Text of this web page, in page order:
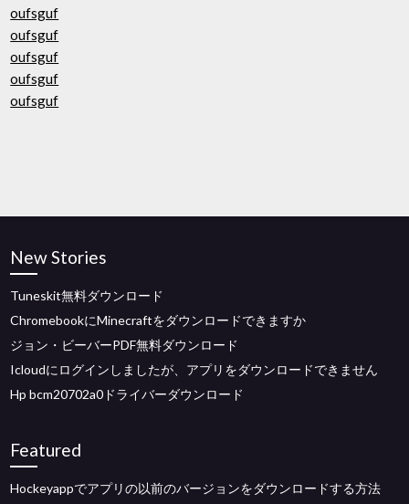
oufsguf
oufsguf
oufsguf
oufsguf
oufsguf
New Stories
Tuneskit無料ダウンロード
ChromebookにMinecraftをダウンロードできますか
ジョン・ビーバーPDF無料ダウンロード
Icloudにログインしましたが、アプリをダウンロードできません
Hp bcm20702a0ドライバーダウンロード
Featured
Hockeyappでアプリの以前のバージョンをダウンロードする方法